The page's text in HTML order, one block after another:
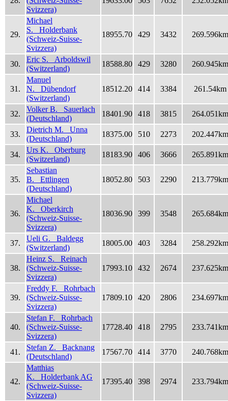
Svizzera)
29.
Michael
S. Holderbank
(Schweiz-Suisse-
Svizzera)
18955.70 429 3432 269.596km
30.
Eric S. Arboldswil
(Switzerland)
18588.80 429 3280 260.945km
31.
Manuel
N. Dübendorf
(Switzerland)
18512.20 414 3384 261.54km
32.
Volker B. Sauerlach
(Deutschland)
18401.90 418 3815 264.051km
33.
Dietrich M. Unna
(Deutschland)
18375.00 510 2273 202.447km
34.
Urs K. Oberburg
(Switzerland)
18183.90 406 3666 265.891km
35.
Sebastian
B. Ettlingen
(Deutschland)
18052.80 503 2290 213.779km
36.
Michael
K. Oberkirch
(Schweiz-Suisse-
Svizzera)
18036.90 399 3548 265.684km
37.
Ueli G. Baldegg
(Switzerland)
18005.00 403 3284 258.292km
38.
Heinz S. Reinach
(Schweiz-Suisse-
Svizzera)
17993.10 432 2674 237.625km
39.
Freddy F. Rohrbach
(Schweiz-Suisse-
Svizzera)
17809.10 420 2806 234.697km
40.
Stefan F. Rohrbach
(Schweiz-Suisse-
Svizzera)
17728.40 418 2795 233.741km
41.
Stefan Z. Backnang
(Deutschland)
17567.70 414 3770 240.768km
42.
Matthias
K. Holderbank AG
(Schweiz-Suisse-
Svizzera)
17395.40 398 2974 233.794km